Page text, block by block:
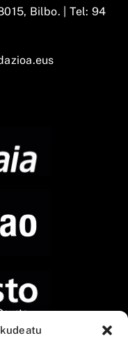
Bilbo. | Tel: 94